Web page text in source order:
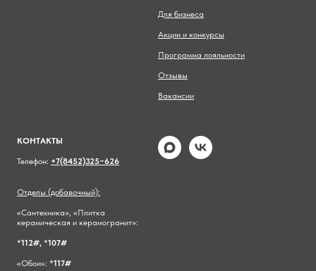
Для бизнеса
Акции и конкурсы
Программа лояльности
Отзывы
Вакансии
КОНТАКТЫ
Телефон: +7(8452)325−626
Отделы (добавочный):
«Сантехника», «Плитка
керамическая и керамогранит»:
*112#, *107#
«Обои»: *117#